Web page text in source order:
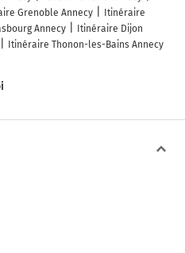
Grenoble Annecy
Itinéraire
Annecy
Itinéraire Dijon
Itinéraire Thonon-les-Bains Annecy